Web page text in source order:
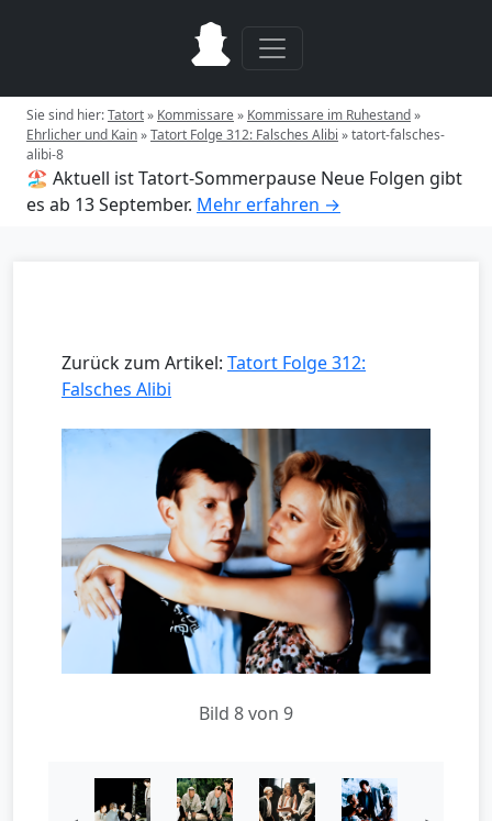
Sie sind hier:Tatort» Kommissare» Kommissare im Ruhestand»
Ehrlicher und Kain»Tatort Folge 312: Falsches Alibi »tatort-falsches-
alibi-8
🏖️ Aktuell ist Tatort-Sommerpause Neue Folgen gibt
es ab 13 September. Mehr erfahren →
Zurück zum Artikel: Tatort Folge 312:
Falsches Alibi
Bild 8 von 9